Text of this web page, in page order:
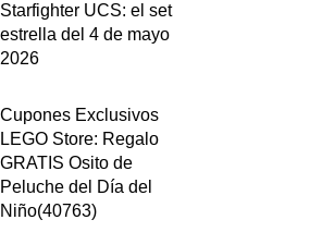
Starfighter UCS: el set
estrella del 4 de mayo
2026
Cupones Exclusivos
LEGO Store: Regalo
GRATIS Osito de
Peluche del Día del
Niño(40763)